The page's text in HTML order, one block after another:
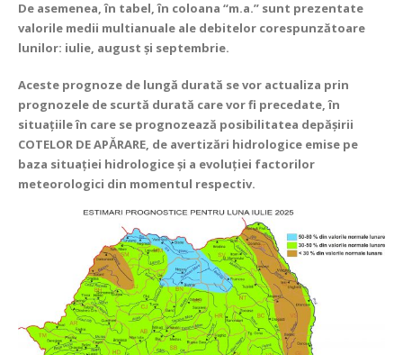
De asemenea, în tabel, în coloana “m.a.” sunt prezentate
valorile medii multianuale ale debitelor corespunzătoare
lunilor: iulie, august și septembrie.
Aceste prognoze de lungă durată se vor actualiza prin
prognozele de scurtă durată care vor fi precedate, în
situaţiile în care se prognozează posibilitatea depăşirii
COTELOR DE APᾸRARE, de avertizări hidrologice emise pe
baza situaţiei hidrologice şi a evoluţiei factorilor
meteorologici din momentul respectiv.